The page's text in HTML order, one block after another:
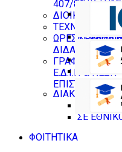
407/80
ΔΙΟΙΚΗΤΙΚΟ
ΤΕΧΝΙΚΟΙ
ΩΡΕΣ
ΔΙΔΑΣΚΟΝΤΩΝ
ΓΡΑΦΕΙΑ
Ε.Δ.Ι.Π & ΝΕΩΝ
ΕΠΙΣΤΗΜΟΝΩΝ
ΤΟΜΟΥΣ
ΒΙΒΛΙΑ
ΔΙΑΚΡΙΣΕΙΣ
ΣΕ
ΦΟΙΤΗΤΙΚΑ